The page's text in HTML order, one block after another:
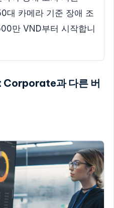
대 카메라 기준 장애 조
만 VND부터 시작합니
과 다른 버